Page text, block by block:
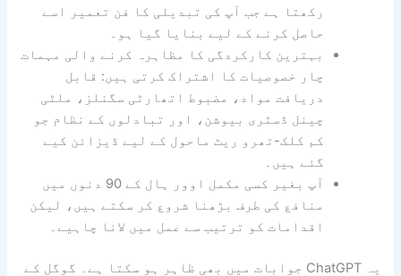
رکھتا ہے جب آپ کی تبدیلی کا فن تعمیر اسے
حاصل کرنے کے لیے بنایا گیا ہو۔
بہترین کارکردگی کا مظاہرہ کرنے والی مہمات
چار خصوصیات کا اشتراک کرتی ہیں: قابل
دریافت مواد، مضبوط اتھارٹی سگنلز، ملٹی
چینل ڈسٹری بیوشن، اور تبادلوں کے نظام جو
کم کلک-تھرو ریٹ ماحول کے لیے ڈیزائن کیے
گئے ہیں۔
آپ بغیر کسی مکمل اوور ہال کے 90 دنوں میں
منافع کی طرف بڑھنا شروع کر سکتے ہیں، لیکن
اقدامات کو ترتیب سے عمل میں لانا چاہیے۔
یہ ChatGPT جوابات میں بھی ظاہر ہو سکتا ہے۔ گوگل کے